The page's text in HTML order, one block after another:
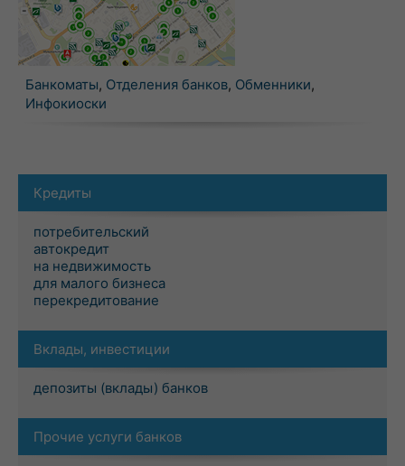
Банкоматы, Отделения банков, Обменники,
Инфокиоски
Кредиты
потребительский
автокредит
на недвижимость
для малого бизнеса
перекредитование
Вклады, инвестиции
депозиты (вклады) банков
Прочие услуги банков